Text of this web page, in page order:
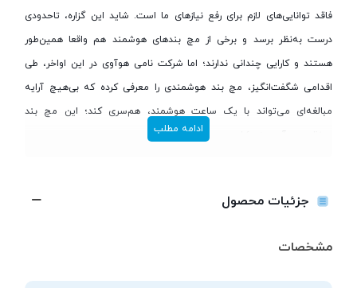
فاقد توانایی‌های لازم برای رفع نیازهای ما است. شاید این گزاره، تاحدودی
درست به‌نظر برسد و برخی از مچ بندهای هوشمند هم واقعا همین‌طور
هستند و کارایی چندانی ندارند؛ اما شرکت نامی هوآوی در این اواخر، طی
اقدامی شگفت‌انگیز، مچ‌ بند هوشمندی را معرفی کرده که بی‌هیچ آرایه
مبالغه‌ای می‌تواند با یک ساعت هوشمند، هم‌سری کند؛ این مچ بند
اولین چیزی که درمورد این مچ بند هوشمند، خودنمایی می‌کند، اندازه
ادامه مطلب
جزئیات محصول
مشخصات